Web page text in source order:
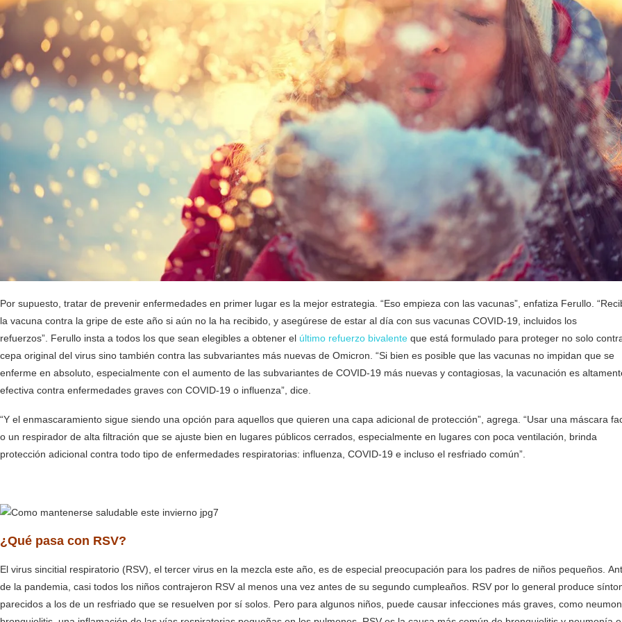
Por supuesto, tratar de prevenir enfermedades en primer lugar es la mejor estrategia. “Eso empieza con las vacunas”, enfatiza Ferullo.
la vacuna contra la gripe de este año si aún no la ha recibido, y asegúrese de estar al día con sus vacunas COVID-19, incluidos los
refuerzos”. Ferullo insta a todos los que sean elegibles a obtener el último refuerzo bivalente que está formulado para proteger no solo
cepa original del virus sino también contra las subvariantes más nuevas de Omicron. “Si bien es posible que las vacunas no impidan que se
enferme en absoluto, especialmente con el aumento de las subvariantes de COVID-19 más nuevas y contagiosas, la vacunación es
efectiva contra enfermedades graves con COVID-19 o influenza”, dice.
“Y el enmascaramiento sigue siendo una opción para aquellos que quieren una capa adicional de protección”, agrega. “Usar una máscara
o un respirador de alta filtración que se ajuste bien en lugares públicos cerrados, especialmente en lugares con poca ventilación, brinda
protección adicional contra todo tipo de enfermedades respiratorias: influenza, COVID-19 e incluso el resfriado común”.
¿Qué pasa con RSV?
El virus sincitial respiratorio (RSV), el tercer virus en la mezcla este año, es de especial preocupación para los padres de niños pequeños.
de la pandemia, casi todos los niños contrajeron RSV al menos una vez antes de su segundo cumpleaños. RSV por lo general produce
parecidos a los de un resfriado que se resuelven por sí solos. Pero para algunos niños, puede causar infecciones más graves, como